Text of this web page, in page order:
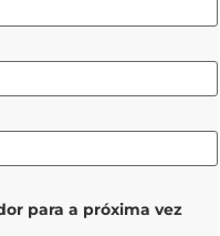
para a próxima vez